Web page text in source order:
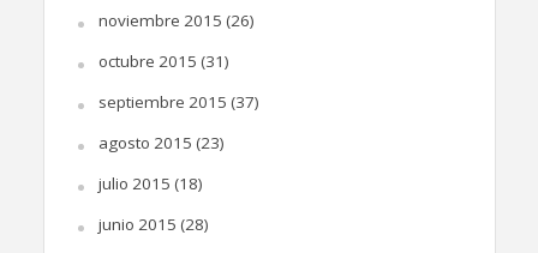
noviembre 2015 (26)
octubre 2015 (31)
septiembre 2015 (37)
agosto 2015 (23)
julio 2015 (18)
junio 2015 (28)